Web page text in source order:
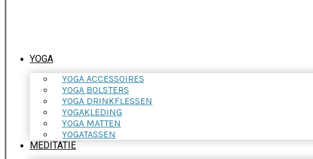
YOGA
YOGA ACCESSOIRES
YOGA BOLSTERS
YOGA DRINKFLESSEN
YOGAKLEDING
YOGA MATTEN
YOGATASSEN
MEDITATIE